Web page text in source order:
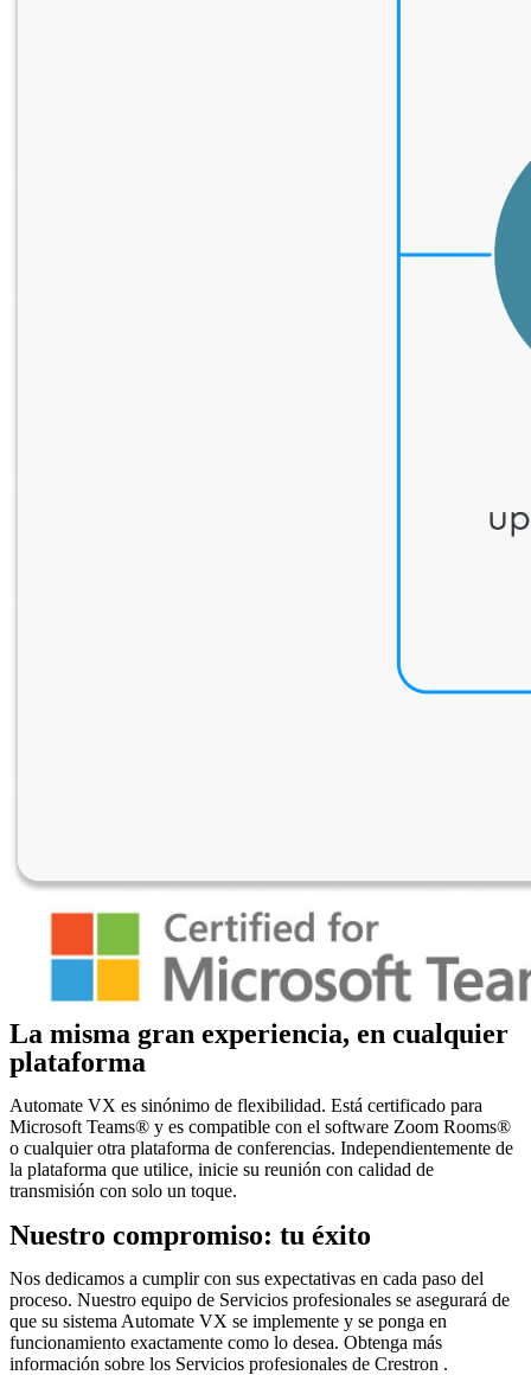
La misma gran experiencia, en cualquier
plataforma
Automate VX es sinónimo de flexibilidad. Está certificado para
Microsoft Teams® y es compatible con el software Zoom Rooms®
o cualquier otra plataforma de conferencias. Independientemente de
la plataforma que utilice, inicie su reunión con calidad de
transmisión con solo un toque.
Nuestro compromiso: tu éxito
Nos dedicamos a cumplir con sus expectativas en cada paso del
proceso. Nuestro equipo de Servicios profesionales se asegurará de
que su sistema Automate VX se implemente y se ponga en
funcionamiento exactamente como lo desea. Obtenga más
información sobre los Servicios profesionales de Crestron .